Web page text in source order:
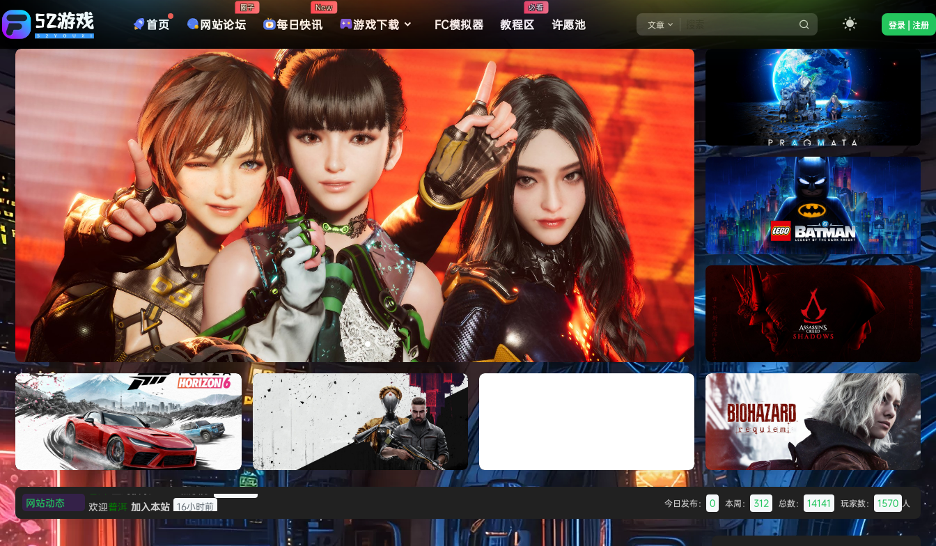
首页 网站论坛
圈子
每日快讯
New
游戏下载 FC模拟器 教程区
必看
许愿池 文章 登录 | 注册
《刺客信条：黑旗 记忆重置-虚
HYPERVISOR》免安装中文版
《剑星/Stellar Blade》本体+修改器打包下载 解压即玩
《识质存在/PRAGMATA》免安装中文版
《乐高蝙蝠侠：黑暗骑士之遗/LEGO
Batman: Legacy of the Dark Knight》
免安装中文版
《刺客信条：影/Assassin’s Creed
Shadows》免安装版，非虚拟机
极限竞速：地平线6（Forza Horizon 6）免
安装中文版
《原子之心/Atomic Heart》免安装中文版
红色沙漠-虚拟机版（Crimson Desert
HYPERVISOR）免安装中文版
生化危机9：安魂曲（Resident Evil
Requiem）免安装中文版
网站动态 欢迎普洱 加入本站 16小时前
欢迎0**3 加入本站 16小时前
c***s 加入本站
今日发布： 0 本周： 312 总数： 14141 玩家数： 1570 人